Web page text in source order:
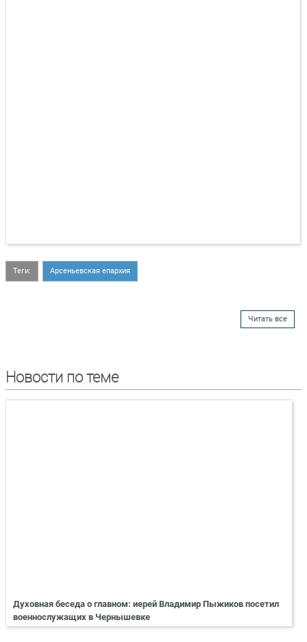
Теги: Арсеньевская епархия
Читать все
Новости по теме
Духовная беседа о главном: иерей Владимир Пыжиков посетил
военнослужащих в Чернышевке